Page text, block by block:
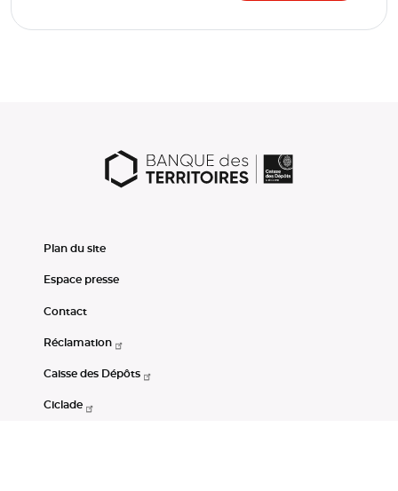
Plan du site
Espace presse
Contact
Réclamation
Caisse des Dépôts
Ciclade